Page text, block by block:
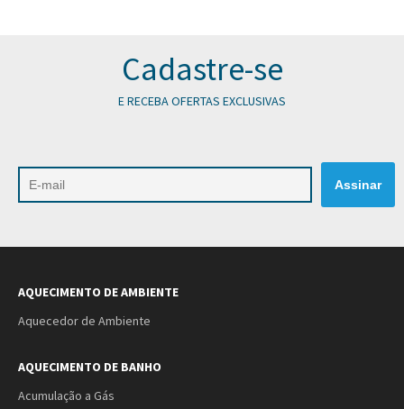
Cadastre-se
E RECEBA OFERTAS EXCLUSIVAS
AQUECIMENTO DE AMBIENTE
Aquecedor de Ambiente
AQUECIMENTO DE BANHO
Acumulação a Gás